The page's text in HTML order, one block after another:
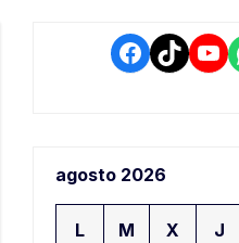
Facebook
TikTok
agosto 2026
L M X J